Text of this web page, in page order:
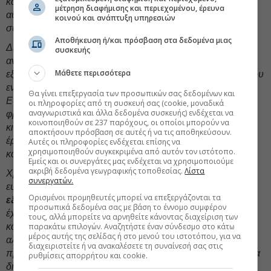
αυτά τα ζητήματα. Και, στο κάτω κάτω, αυτό είναι και η
συνταγματική σας υποχρέωση.
Διαπίστωσα στον Έβρο, ότι υπάρχει μια αίσθηση
αναβάθμισης της περιοχής, ιδίως λόγω των ενεργειακών
εξελίξεων και της μετατροπής της περιοχής σε πύλη εισόδου
ενέργειας προς βορράν, προς κεντρική και ανατολική
Ευρώπη. Υπάρχει αυτή η αίσθηση. Θέλουν στοργή και
φροντίδα οι ακρίτες μας και νομίζω πως αυτό το ασπάζεστε
κι εσείς. Και τα έργα τα οποία γίνονται σε τομείς δημοσίων
έργων, σε τομείς πολιτισμού αποδεικνύουν αυτή την
κατάφαση της κυβέρνησης.
Χρειάζονται πάντα περισσότερα έργα σε μια περιοχή τόσο
ευαίσθητη και νομίζω πως από εδώ και πέρα και μέχρι την
εξάντλησητης συνταγματικής θητείας της Κυβέρνησης
έχουν πολλά να γίνουν. Είναι δύσκολη προσπάθεια να
κάνεις αυτό το περίφημο άλμα μεγαλύτερο από τη φθορά,
αλλά είστε καταδικασμένος να αντιμετωπίζετε όλα αυτά τα
προβλήματα, που όπως προ είπα ένα λύνεις - ένα, δύο, τρία
δημιουργούνται. Και έχει και αυτό τη γοητεία του, διότι η
μέτρηση διαφήμισης και περιεχομένου, έρευνα
κοινού και ανάπτυξη υπηρεσιών
Αποθήκευση ή/και πρόσβαση στα δεδομένα μιας
συσκευής
Μάθετε περισσότερα
Θα γίνει επεξεργασία των προσωπικών σας δεδομένων και
οι πληροφορίες από τη συσκευή σας (cookie, μοναδικά
αναγνωριστικά και άλλα δεδομένα συσκευής) ενδέχεται να
κοινοποιηθούν σε 237 παρόχους, οι οποίοι μπορούν να
αποκτήσουν πρόσβαση σε αυτές ή να τις αποθηκεύσουν.
Αυτές οι πληροφορίες ενδέχεται επίσης να
χρησιμοποιηθούν συγκεκριμένα από αυτόν τον ιστότοπο.
Εμείς και οι συνεργάτες μας ενδέχεται να χρησιμοποιούμε
ακριβή δεδομένα γεωγραφικής τοποθεσίας.Λίστα
συνεργατών.
Ορισμένοι προμηθευτές μπορεί να επεξεργάζονται τα
προσωπικά δεδομένα σας με βάση το έννομο συμφέρον
τους, αλλά μπορείτε να αρνηθείτε κάνοντας διαχείριση των
παρακάτω επιλογών. Αναζητήστε έναν σύνδεσμο στο κάτω
μέρος αυτής της σελίδας ή στο μενού του ιστοτόπου, για να
διαχειριστείτε ή να ανακαλέσετε τη συναίνεσή σας στις
ρυθμίσεις απορρήτου και cookie.